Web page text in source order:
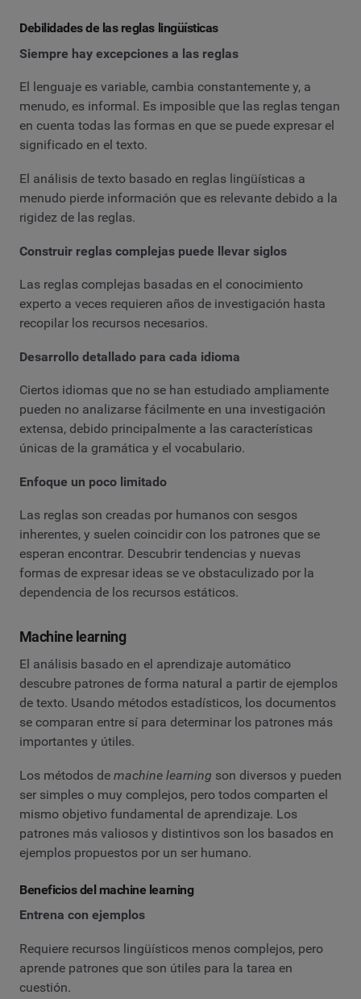
Debilidades de las reglas lingüísticas
Siempre hay excepciones a las reglas
El lenguaje es variable, cambia constantemente y, a
menudo, es informal. Es imposible que las reglas tengan
en cuenta todas las formas en que se puede expresar el
significado en el texto.
El análisis de texto basado en reglas lingüísticas a
menudo pierde información que es relevante debido a la
rigidez de las reglas.
Construir reglas complejas puede llevar siglos
Las reglas complejas basadas en el conocimiento
experto a veces requieren años de investigación hasta
recopilar los recursos necesarios.
Desarrollo detallado para cada idioma
Ciertos idiomas que no se han estudiado ampliamente
pueden no analizarse fácilmente en una investigación
extensa, debido principalmente a las características
únicas de la gramática y el vocabulario.
Enfoque un poco limitado
Las reglas son creadas por humanos con sesgos
inherentes, y suelen coincidir con los patrones que se
esperan encontrar. Descubrir tendencias y nuevas
formas de expresar ideas se ve obstaculizado por la
dependencia de los recursos estáticos.
Machine learning
El análisis basado en el aprendizaje automático
descubre patrones de forma natural a partir de ejemplos
de texto. Usando métodos estadísticos, los documentos
se comparan entre sí para determinar los patrones más
importantes y útiles.
Los métodos de machine learning son diversos y pueden
ser simples o muy complejos, pero todos comparten el
mismo objetivo fundamental de aprendizaje. Los
patrones más valiosos y distintivos son los basados ​​en
ejemplos propuestos por un ser humano.
Beneficios del machine learning
Entrena con ejemplos
Requiere recursos lingüísticos menos complejos, pero
aprende patrones que son útiles para la tarea en
cuestión.